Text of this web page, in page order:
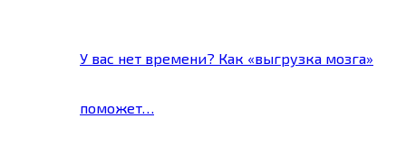
У вас нет времени? Как «выгрузка мозга»
поможет…